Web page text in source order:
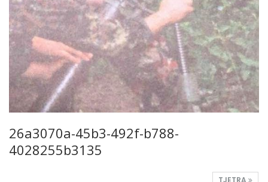
26a3070a-45b3-492f-b788-
4028255b3135
TJETRA